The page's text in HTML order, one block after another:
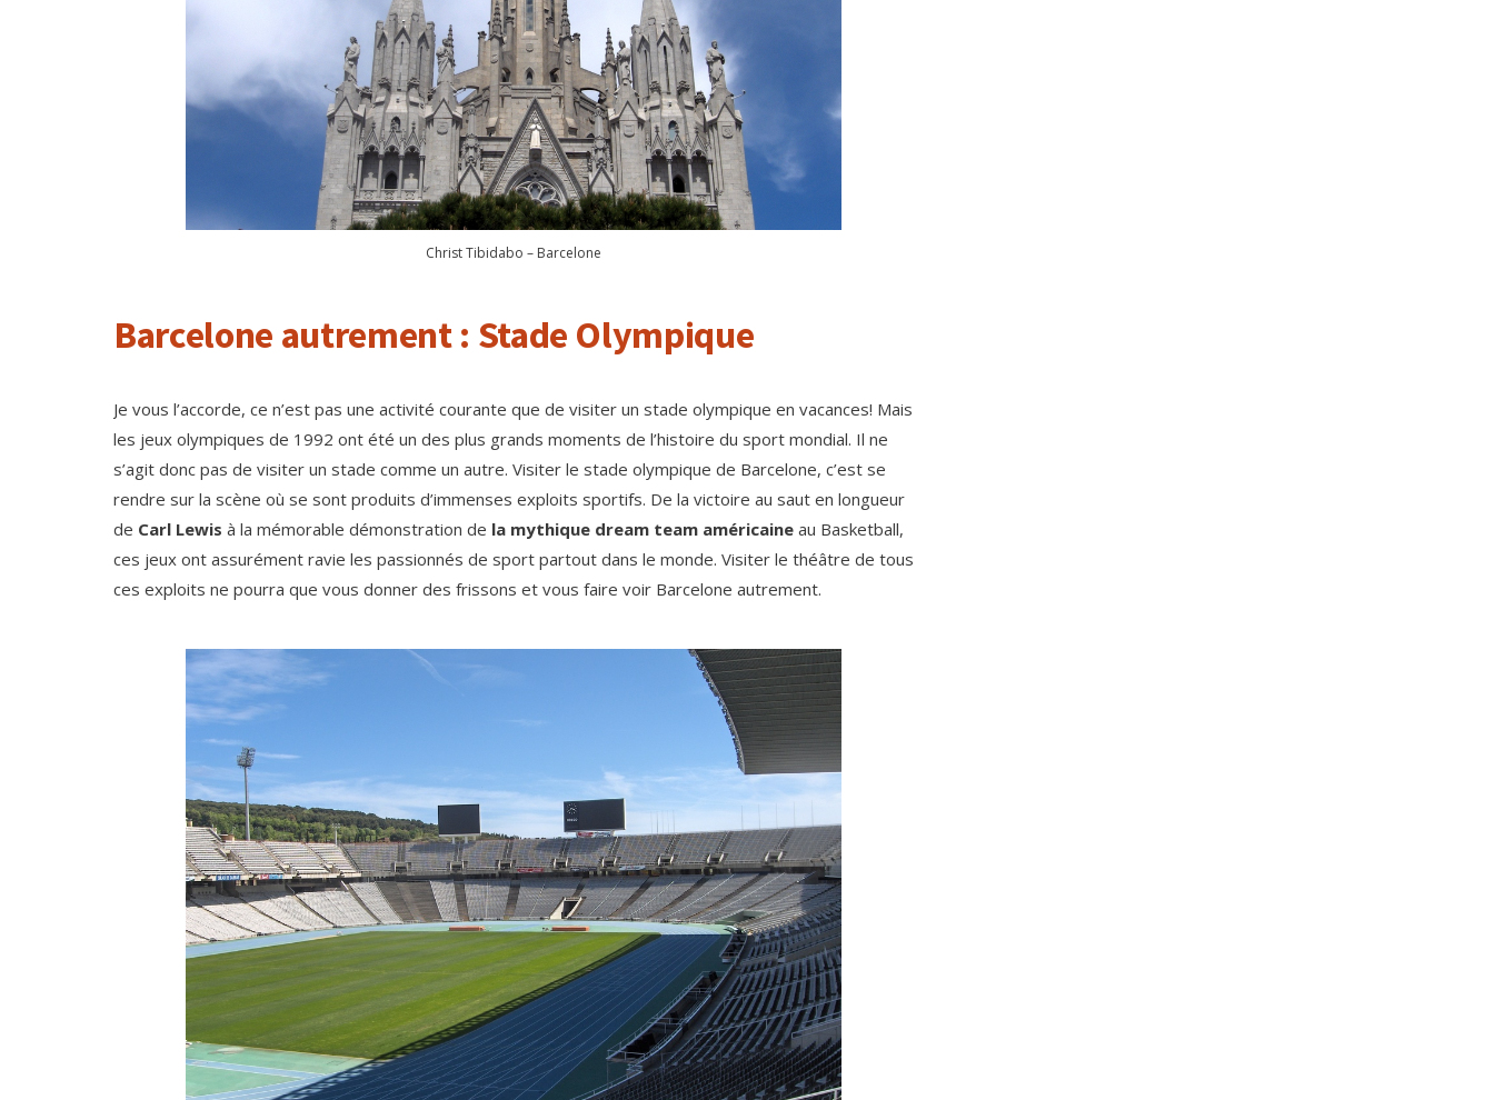
Christ Tibidabo – Barcelone
Barcelone autrement : Stade Olympique
Je vous l’accorde, ce n’est pas une activité courante que de visiter un stade olympique en vacances! Mais
les jeux olympiques de 1992 ont été un des plus grands moments de l’histoire du sport mondial. Il ne
s’agit donc pas de visiter un stade comme un autre. Visiter le stade olympique de Barcelone, c’est se
rendre sur la scène où se sont produits d’immenses exploits sportifs. De la victoire au saut en longueur
de Carl Lewis à la mémorable démonstration de la mythique dream team américaine au Basketball,
ces jeux ont assurément ravie les passionnés de sport partout dans le monde. Visiter le théâtre de tous
ces exploits ne pourra que vous donner des frissons et vous faire voir Barcelone autrement.